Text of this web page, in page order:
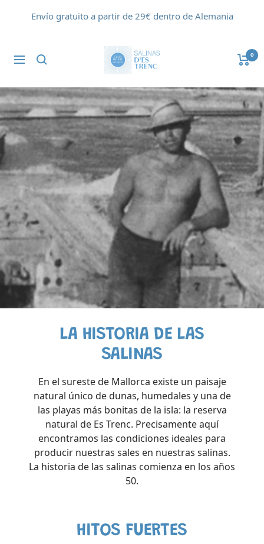
Envío gratuito a partir de 29€ dentro de Alemania
Navigación
Flor
de
d'Es
Trenc
0
LA HISTORIA DE LAS
SALINAS
En el sureste de Mallorca existe un paisaje
natural único de dunas, humedales y una de
las playas más bonitas de la isla: la reserva
natural de Es Trenc. Precisamente aquí
encontramos las condiciones ideales para
producir nuestras sales en nuestras salinas.
La historia de las salinas comienza en los años
50.
HITOS FUERTES